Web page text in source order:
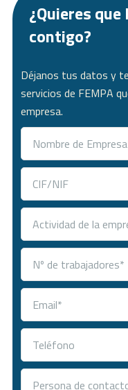
¿Quieres
contigo?
Déjanos tus datos y
servicios de FEMPA
empresa.